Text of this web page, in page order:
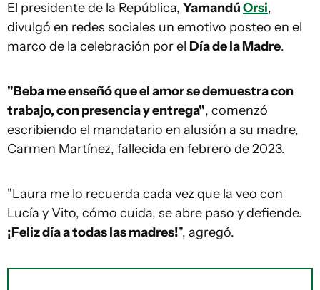
El presidente de la República, YamandúOrsi,
divulgó en redes sociales un emotivo posteo en el
marco de la celebración por el Día de la Madre.
"Beba me enseñó que el amor se demuestra con
trabajo, con presencia y entrega", comenzó
escribiendo el mandatario en alusión a su madre,
Carmen Martínez, fallecida en febrero de 2023.
"Laura me lo recuerda cada vez que la veo con
Lucía y Vito, cómo cuida, se abre paso y defiende.
¡Feliz día a todas las madres!", agregó.